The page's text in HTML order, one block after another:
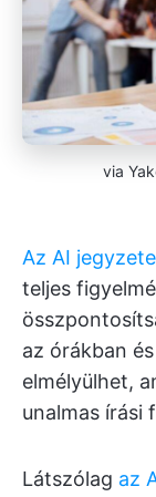
via
Az AI
teljes
az órákban
elmélyülhet,
unalmas írási
Látszólag az